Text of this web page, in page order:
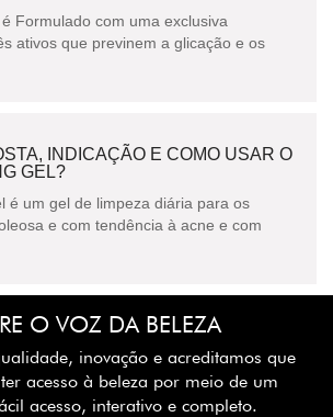
Formulado com uma exclusiva
ativos que previnem a glicação e os
INDICAÇÃO E COMO USAR O
GEL?
é um gel de limpeza diária para os
e com tendência à acne e com
O VOZ DA BELEZA
inovação e acreditamos que
acesso à beleza por meio de um
acesso, interativo e completo.